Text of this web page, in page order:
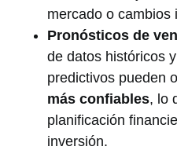
mercado o cambios
Pronósticos de
de datos históricos
predictivos pueden
más confiables, lo
planificación
inversión.